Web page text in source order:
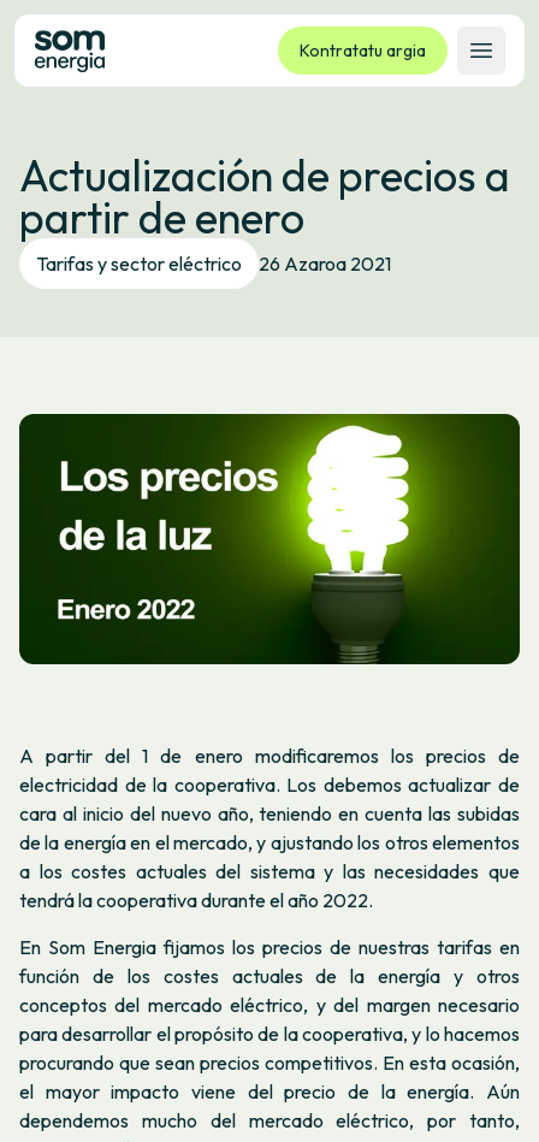
Kontratatu argia
Ireki
Tarifak
Zerbitzuak
Enpresak
Kooperatiba
Hizkuntza:
Actualización de precios a
partir de enero
Tarifas y sector eléctrico 26 Azaroa 2021
A partir del 1 de enero modificaremos los precios de
electricidad de la cooperativa. Los debemos actualizar de
cara al inicio del nuevo año, teniendo en cuenta las subidas
de la energía en el mercado, y ajustando los otros elementos
a los costes actuales del sistema y las necesidades que
tendrá la cooperativa durante el año 2022.
En Som Energia fijamos los precios de nuestras tarifas en
función de los costes actuales de la energía y otros
conceptos del mercado eléctrico, y del margen necesario
para desarrollar el propósito de la cooperativa, y lo hacemos
procurando que sean precios competitivos. En esta ocasión,
el mayor impacto viene del precio de la energía. Aún
dependemos mucho del mercado eléctrico, por tanto,